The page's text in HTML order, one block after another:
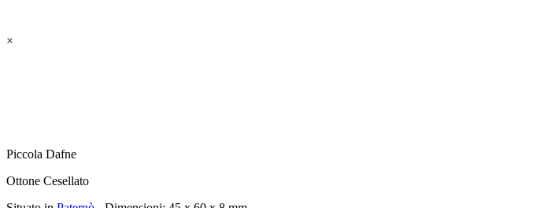
×
Piccola Dafne
Ottone Cesellato